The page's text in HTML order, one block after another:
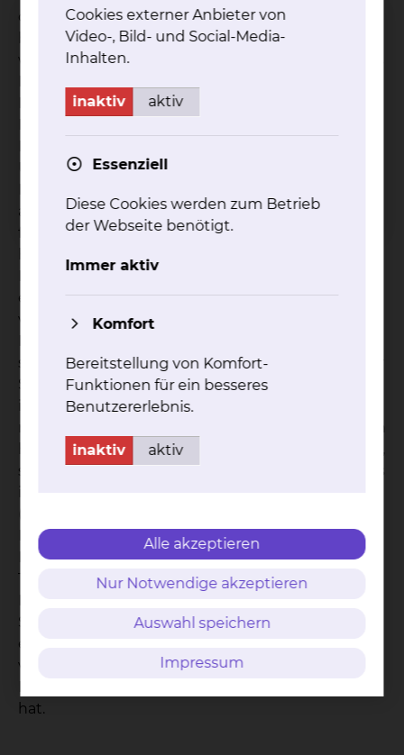
der Erkrankung und Behandlung: Wenn
beispielweise Entscheidungen zu treffen sind,
wenn Sie meinen die Kraft zu verlieren oder falls es
Patient auch nur informiert und beraten werden.
Unterstützungsmöglichkeiten nach dem
aber, Sie grübeln viel, machen sich Vorwürfe oder
fühlen sich niedergeschlagen, ängstlich oder
Manchmal hilft es auch gut, sich einfach nur zu
entspannen. Dazu können Sie mit uns
verschiedene Techniken erlernen, wie Progressive
stärkende Vorstellungsbilder. Vielleicht kann es für
Sie aber auch hilfreich sein, kreativ zu werden, wie
in der Kunsttherapie. Dafür stellen wir wo es
her. Sind Sie nicht auf einer Station in Behandlung,
sondern kommen immer wieder von zu Hause aus
Medizinische Versorgungszentrum (MVZ) wenden.
Hier unterstützt Sie Herr Dr. Wagner aus unserem
Team bei Problemen oder Schwierigkeiten, was
Sie auch nach Ihrer Behandlung auf der Station
ein oder zwei Nachfolgetermine mit dem Kollegen
vereinbaren, der bereits während des
hat.
Cookies externer Anbieter von
Video-, Bild- und Social-Media-
Inhalten.
inaktiv aktiv
Essenziell
Diese Cookies werden zum Betrieb
der Webseite benötigt.
Immer aktiv
Komfort
Bereitstellung von Komfort-
Funktionen für ein besseres
Benutzererlebnis.
inaktiv aktiv
Alle akzeptieren
Nur Notwendige akzeptieren
Auswahl speichern
Impressum